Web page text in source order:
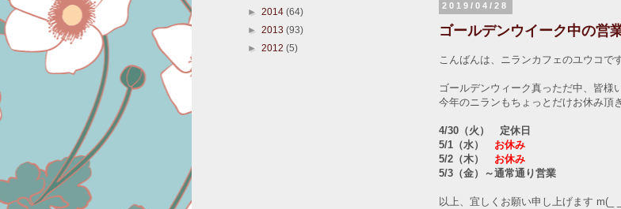
2019/04/28
ゴールデンウイーク中の営
こんばんは、ニランカフェのユウコです
ゴールデンウィーク真っただ中、皆様
今年のニランもちょっとだけお休み頂
4/30（火） 定休日
5/1（水） お休み
5/2（木） お休み
5/3（金）～通常通り営業
以上、宜しくお願い申し上げます m(_
► 2014 (64)
► 2013 (93)
► 2012 (5)